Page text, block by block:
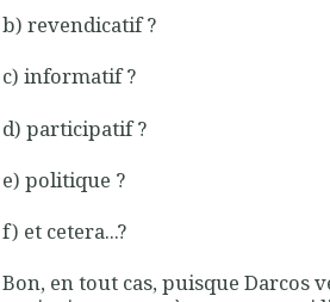
b) revendicatif ?
c) informatif ?
d) participatif ?
e) politique ?
f) et cetera...?
Bon, en tout cas, puisque Darcos